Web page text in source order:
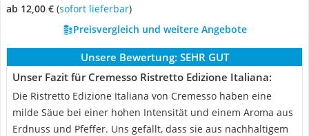
ab 12,00 € ( Sofort lieferbar)
Preisvergleich und weitere Angebote
Unsere Bewertung: SEHR GUT
Unser Fazit für Cremesso Ristretto Edizione Italiana:
Die Ristretto Edizione Italiana von Cremesso haben eine
milde Säue bei einer hohen Intensität und einem Aroma aus
Erdnuss und Pfeffer. Uns gefällt, dass sie aus nachhaltigem